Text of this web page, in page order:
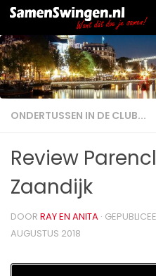
Doorgaan naar inhoud
ONDERTUSSEN IN DE CLUB...
Review
Zaandijk
DOOR RAY EN ANITA ·
AUGUSTUS 2018